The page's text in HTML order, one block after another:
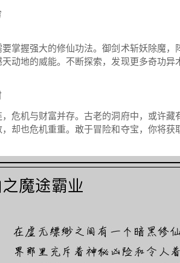
掌握强大的修仙功法。御剑术斩妖除魔，
动地的威能。不断探索，发现更多奇功
危机与财富并存。古老的洞府中，或许
却也危机重重。敢于冒险和夺宝，你将